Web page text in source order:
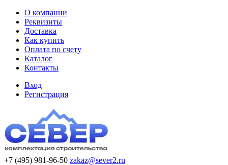
О компании
Реквизиты
Доставка
Как купить
Оплата по счету
Каталог
Контакты
Вход
Регистрация
+7 (495) 981-96-50 zakaz@sever2.ru